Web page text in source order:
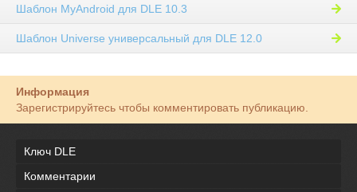
Шаблон MyAndroid для DLE 10.3
Шаблон Universe универсальный для DLE 12.0
Информация
Зарегистрируйтесь чтобы комментировать публикацию.
Ключ DLE
Комментарии